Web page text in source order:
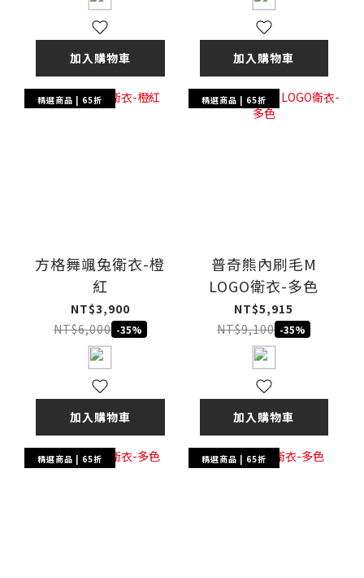
加入購物車 加入購物車
精選商品 | 65折
方格舞颯兔衛衣-橙
紅
NT$3,900
NT$6,000 -35%
加入購物車
精選商品 | 65折
普奇熊內刷毛M
LOGO衛衣-多色
NT$5,915
NT$9,100 -35%
加入購物車
精選商品 | 65折 精選商品 | 65折